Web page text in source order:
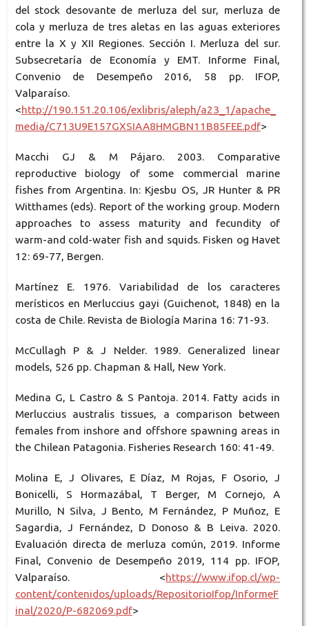
del stock desovante de merluza del sur, merluza de
cola y merluza de tres aletas en las aguas exteriores
entre la X y XII Regiones. Sección I. Merluza del sur.
Subsecretaría de Economía y EMT. Informe Final,
Convenio de Desempeño 2016, 58 pp. IFOP,
Valparaíso.
<http://190.151.20.106/exlibris/aleph/a23_1/apache_
media/C713U9E157GXSIAA8HMGBN11B85FEE.pdf>
Macchi GJ & M Pájaro. 2003. Comparative
reproductive biology of some commercial marine
fishes from Argentina. In: Kjesbu OS, JR Hunter & PR
Witthames (eds). Report of the working group. Modern
approaches to assess maturity and fecundity of
warm-and cold-water fish and squids. Fisken og Havet
12: 69-77, Bergen.
Martínez E. 1976. Variabilidad de los caracteres
merísticos en Merluccius gayi (Guichenot, 1848) en la
costa de Chile. Revista de Biología Marina 16: 71-93.
McCullagh P & J Nelder. 1989. Generalized linear
models, 526 pp. Chapman & Hall, New York.
Medina G, L Castro & S Pantoja. 2014. Fatty acids in
Merluccius australis tissues, a comparison between
females from inshore and offshore spawning areas in
the Chilean Patagonia. Fisheries Research 160: 41-49.
Molina E, J Olivares, E Díaz, M Rojas, F Osorio, J
Bonicelli, S Hormazábal, T Berger, M Cornejo, A
Murillo, N Silva, J Bento, M Fernández, P Muñoz, E
Sagardia, J Fernández, D Donoso & B Leiva. 2020.
Evaluación directa de merluza común, 2019. Informe
Final, Convenio de Desempeño 2019, 114 pp. IFOP,
Valparaíso. <https://www.ifop.cl/wp-
content/contenidos/uploads/RepositorioIfop/InformeF
inal/2020/P-682069.pdf>